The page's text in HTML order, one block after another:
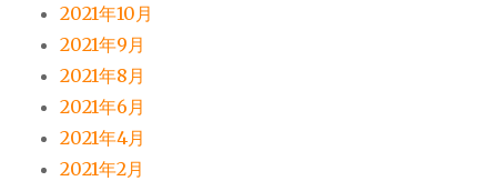
2021年10月
2021年9月
2021年8月
2021年6月
2021年4月
2021年2月